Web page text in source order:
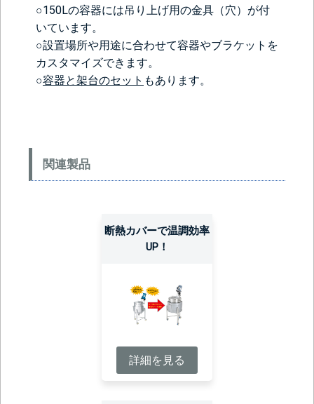
○150Lの容器には吊り上げ用の金具（穴）が付
いています。
○設置場所や用途に合わせて容器やブラケットを
カスタマイズできます。
○容器と架台のセット もあります。
関連製品
断熱カバーで温調効率
UP！
詳細を見る